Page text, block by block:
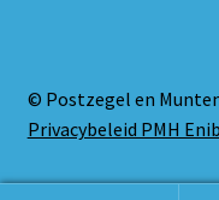
© Postzegel en
Privacybeleid PMH